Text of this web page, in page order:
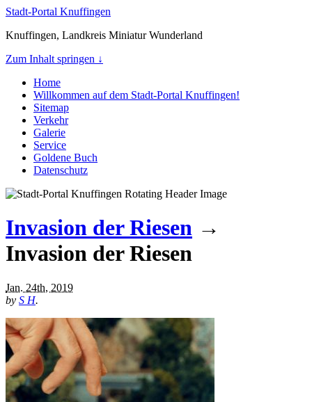
Stadt-Portal Knuffingen
Knuffingen, Landkreis Miniatur Wunderland
Zum Inhalt springen ↓
Home
Willkommen auf dem Stadt-Portal Knuffingen!
Sitemap
Verkehr
Galerie
Service
Goldene Buch
Datenschutz
Invasion der Riesen →
Invasion der Riesen
Jan. 24th, 2019
by S H.